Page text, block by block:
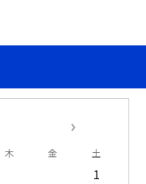
木 金 土
1